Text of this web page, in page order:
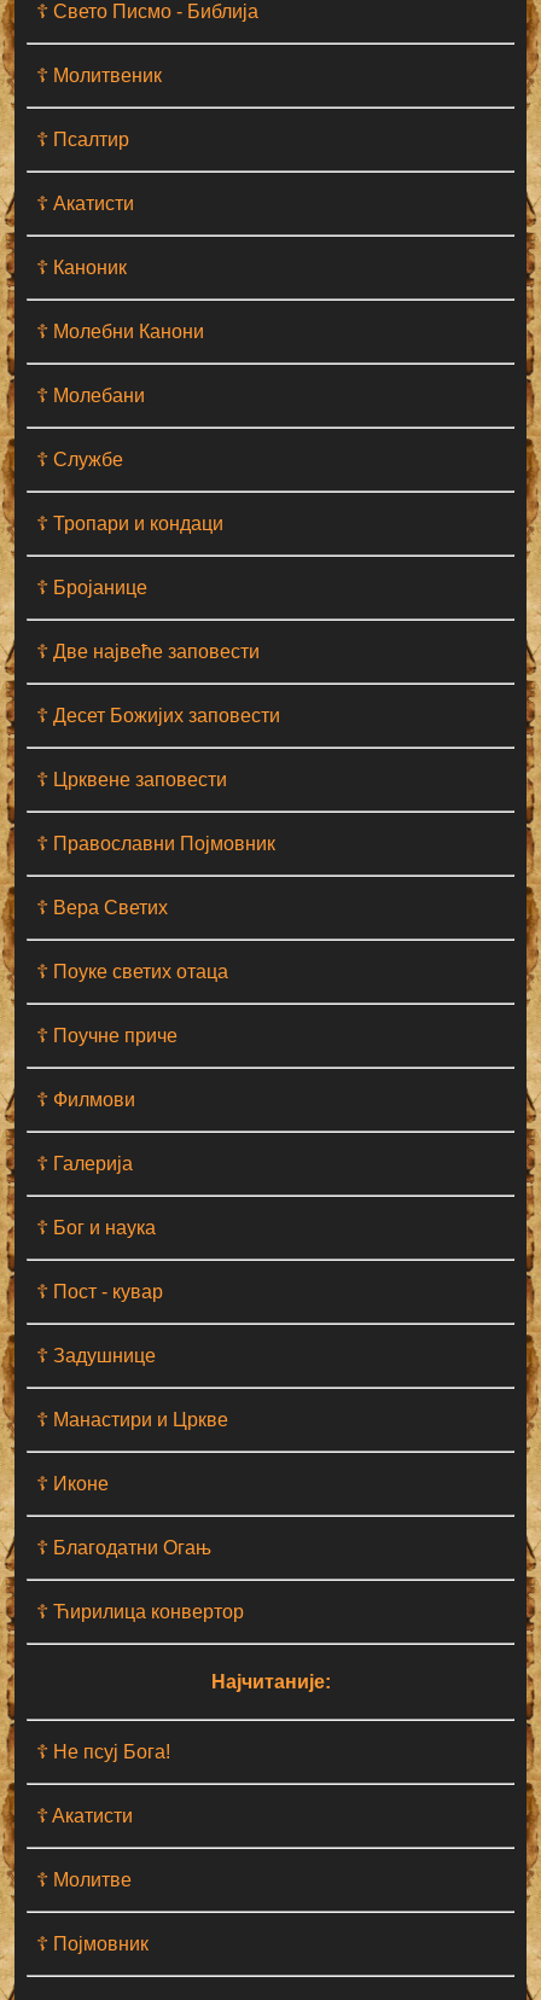
☦ Свето Писмо - Библија
☦ Молитвеник
☦ Псалтир
☦ Акатисти
☦ Каноник
☦ Молебни Канони
☦ Молебани
☦ Службе
☦ Тропари и кондаци
☦ Бројанице
☦ Две највеће заповести
☦ Десет Божијих заповести
☦ Црквене заповести
☦ Православни Појмовник
☦ Вера Светих
☦ Поуке светих отаца
☦ Поучне приче
☦ Филмови
☦ Галерија
☦ Бог и наука
☦ Пост - кувар
☦ Задушнице
☦ Манастири и Цркве
☦ Иконе
☦ Благодатни Огањ
☦ Ћирилица конвертор
Најчитаније:
☦ Не псуј Бога!
☦ Aкатисти
☦ Молитве
☦ Појмовник